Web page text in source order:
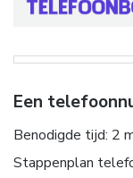
Een
Benodigde tijd: 2
Stappenplan